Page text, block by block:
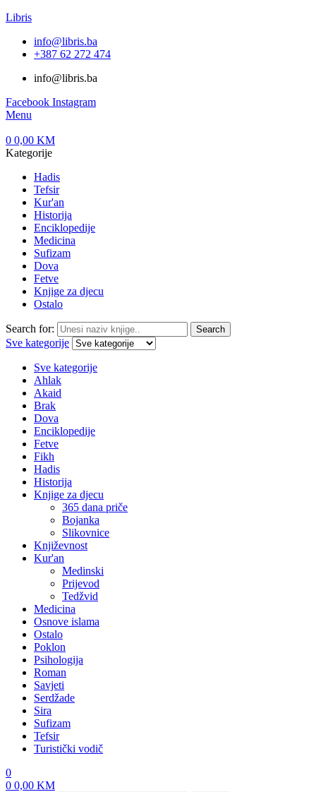
Libris
info@libris.ba
+387 62 272 474​
info@libris.ba
Facebook Instagram
Menu
0 0,00 KM
Kategorije
Hadis
Tefsir
Kur'an
Historija
Enciklopedije
Medicina
Sufizam
Dova
Fetve
Knjige za djecu
Ostalo
Search for: Search
Sve kategorije
Sve kategorije
Ahlak
Akaid
Brak
Dova
Enciklopedije
Fetve
Fikh
Hadis
Historija
Knjige za djecu
365 dana priče
Bojanka
Slikovnice
Književnost
Kur'an
Medinski
Prijevod
Tedžvid
Medicina
Osnove islama
Ostalo
Poklon
Psihologija
Roman
Savjeti
Serdžade
Sira
Sufizam
Tefsir
Turistički vodič
0
0 0,00 KM